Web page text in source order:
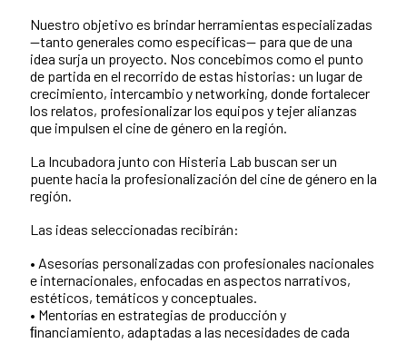
Nuestro objetivo es brindar herramientas especializadas
—tanto generales como específicas— para que de una
idea surja un proyecto. Nos concebimos como el punto
de partida en el recorrido de estas historias: un lugar de
crecimiento, intercambio y networking, donde fortalecer
los relatos, profesionalizar los equipos y tejer alianzas
que impulsen el cine de género en la región.
La Incubadora junto con Histeria Lab buscan ser un
puente hacia la profesionalización del cine de género en la
región.
Las ideas seleccionadas recibirán:
• Asesorías personalizadas con profesionales nacionales
e internacionales, enfocadas en aspectos narrativos,
estéticos, temáticos y conceptuales.
• Mentorías en estrategias de producción y
ﬁnanciamiento, adaptadas a las necesidades de cada